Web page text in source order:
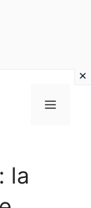
MENU
la